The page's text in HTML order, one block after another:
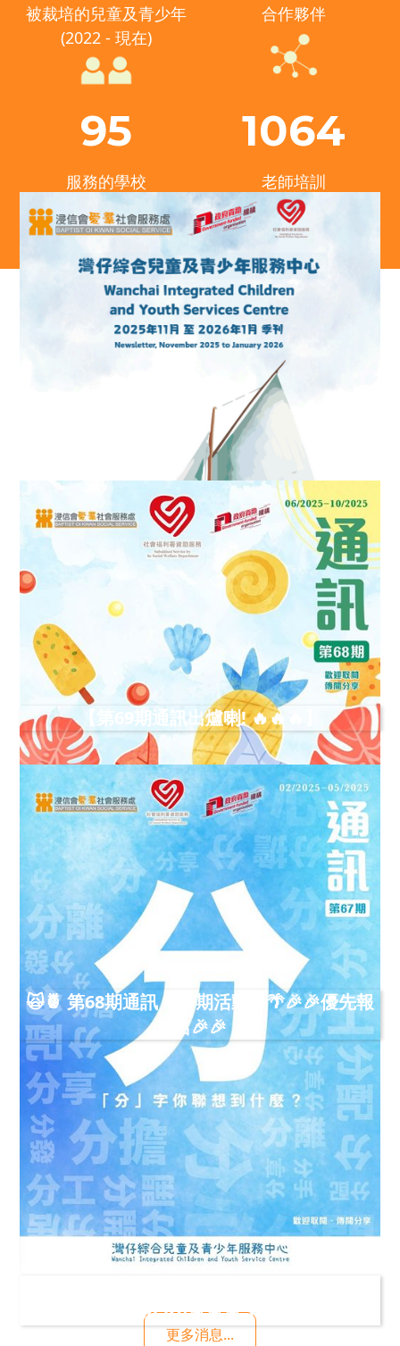
被裁培的兒童及青少年
(2022 - 現在)
合作夥伴
95
服務的學校
1064
老師培訓
最新消息
【第69期通訊出爐喇! 🔥🔥🔥】
🙀🍍 第68期通訊 x 暑期活動🍉🌴🎉🎉優先報
名🎉🎉
Share🔥🔥🔥 】
更多消息...